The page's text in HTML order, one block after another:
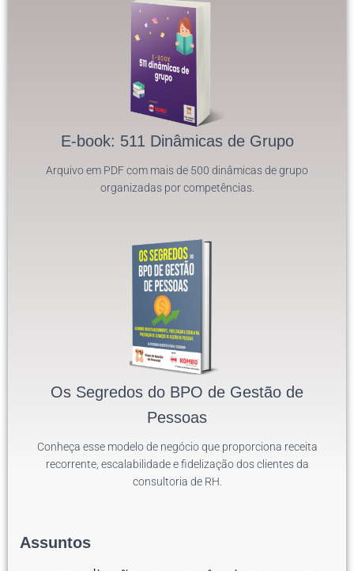
E-book: 511 Dinâmicas de Grupo
Arquivo em PDF com mais de 500 dinâmicas de grupo
organizadas por competências.
Os Segredos do BPO de Gestão de
Pessoas
Conheça esse modelo de negócio que proporciona receita
recorrente, escalabilidade e fidelização dos clientes da
consultoria de RH.
Assuntos